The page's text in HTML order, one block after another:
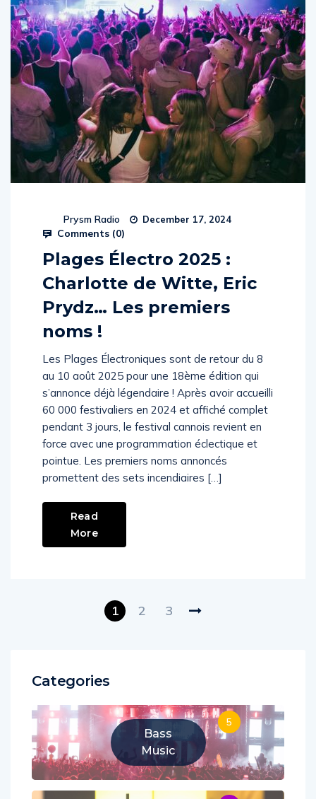
Prysm Radio December 17, 2024
Comments (0)
Plages Électro 2025 :
Charlotte de Witte, Eric
Prydz… Les premiers
noms !
Les Plages Électroniques sont de retour du 8
au 10 août 2025 pour une 18ème édition qui
s’annonce déjà légendaire ! Après avoir accueilli
60 000 festivaliers en 2024 et affiché complet
pendant 3 jours, le festival cannois revient en
force avec une programmation éclectique et
pointue. Les premiers noms annoncés
promettent des sets incendiaires […]
Read
More
1 2 3
Categories
Bass
Music
5